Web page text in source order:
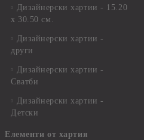
Дизайнерски хартии - 15.20
x 30.50 см.
Дизайнерски хартии -
други
Дизайнерски хартии -
Сватби
Дизайнерски хартии -
Детски
Елементи от хартия